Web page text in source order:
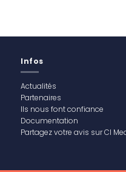
Infos
Actualités
Partenaires
Ils nous font confiance
Documentation
Partagez votre avis sur CI